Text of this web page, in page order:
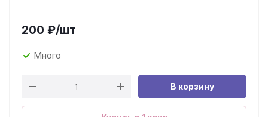
200 ₽/шт
Много
В корзину